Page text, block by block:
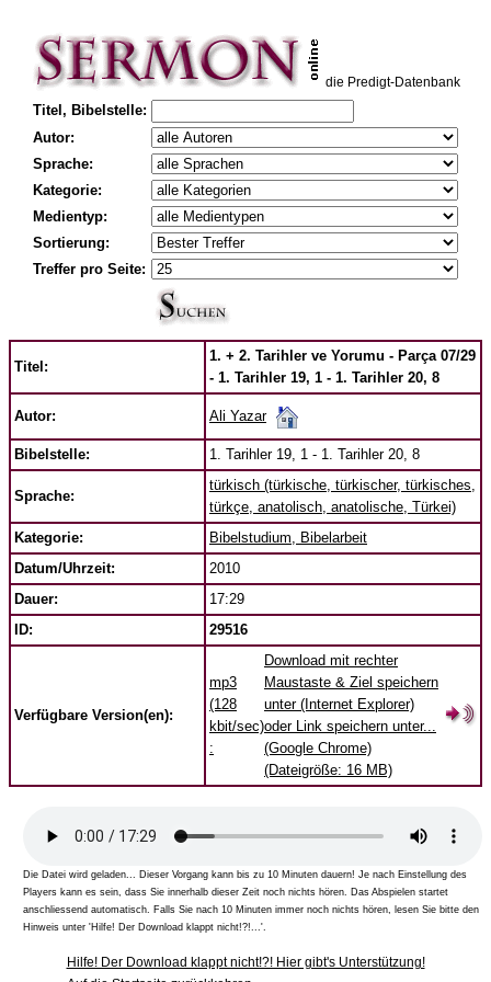
die Predigt-Datenbank
Titel, Bibelstelle:
Autor:
Sprache:
Kategorie:
Medientyp:
Sortierung:
Treffer pro Seite:
Titel:
1. + 2. Tarihler ve Yorumu - Parça 07/29
- 1. Tarihler 19, 1 - 1. Tarihler 20, 8
Autor: Ali Yazar
Bibelstelle: 1. Tarihler 19, 1 - 1. Tarihler 20, 8
Sprache:
türkisch (türkische, türkischer, türkisches,
türkçe, anatolisch, anatolische, Türkei)
Kategorie:
Bibelstudium, Bibelarbeit
Datum/Uhrzeit:
2010
Dauer:
17:29
ID:
29516
Verfügbare Version(en):
mp3
(128
kbit/sec)
:
Download mit rechter
Maustaste & Ziel speichern
unter (Internet Explorer)
oder Link speichern unter...
(Google Chrome)
(Dateigröße: 16 MB)
Die Datei wird geladen... Dieser Vorgang kann bis zu 10 Minuten dauern! Je nach Einstellung des
Players kann es sein, dass Sie innerhalb dieser Zeit noch nichts hören. Das Abspielen startet
anschliessend automatisch. Falls Sie nach 10 Minuten immer noch nichts hören, lesen Sie bitte den
Hinweis unter 'Hilfe! Der Download klappt nicht!?!...'.
Hilfe! Der Download klappt nicht!?! Hier gibt's Unterstützung!